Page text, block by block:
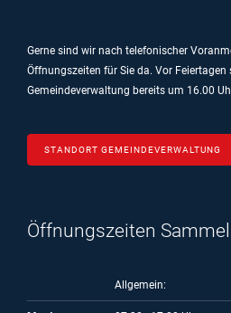
Gerne sind wir nach telefonischer
Öffnungszeiten für Sie da. Vor Feiertagen
Gemeindeverwaltung bereits um 16.00
STANDORT GEMEINDEVERWALTUNG
Öffnungszeiten
Allgemein: